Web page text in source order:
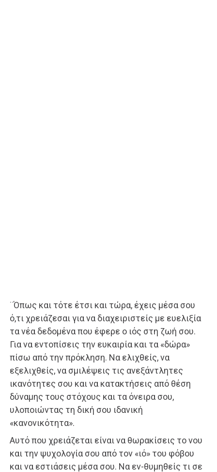
¨Όπως και τότε έτσι και τώρα, έχεις μέσα σου
ό,τι χρειάζεσαι για να διαχειριστείς με ευελιξία
τα νέα δεδομένα που έφερε ο ιός στη ζωή σου.
Για να εντοπίσεις την ευκαιρία και τα «δώρα»
πίσω από την πρόκληση. Να ελιχθείς, να
εξελιχθείς, να σμιλέψεις τις ανεξάντλητες
ικανότητες σου και να κατακτήσεις από θέση
δύναμης τους στόχους και τα όνειρα σου,
υλοποιώντας τη δική σου ιδανική
«κανονικότητα».
Αυτό που χρειάζεται είναι να θωρακίσεις το νου
και την ψυχολογία σου από τον «ιό» του φόβου
και να εστιάσεις μέσα σου. Να εν-θυμηθείς τι σε